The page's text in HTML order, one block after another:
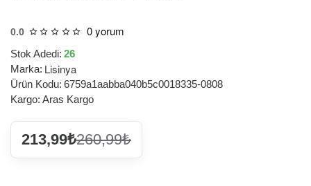
0.0 0 yorum
Stok Adedi: 26
Marka: Lisinya
Ürün Kodu: 6759a1aabba040b5c0018335-0808
Kargo: Aras Kargo
213,99₺260,99₺